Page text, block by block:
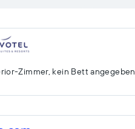
Zimmer, kein Bett angegeben